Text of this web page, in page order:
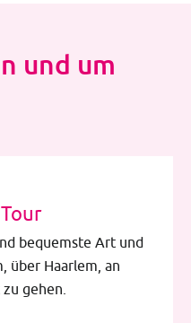
und um
bequemste Art und
über Haarlem, an
gehen.